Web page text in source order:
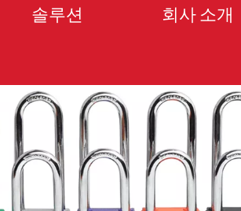
솔루션 회사 소개